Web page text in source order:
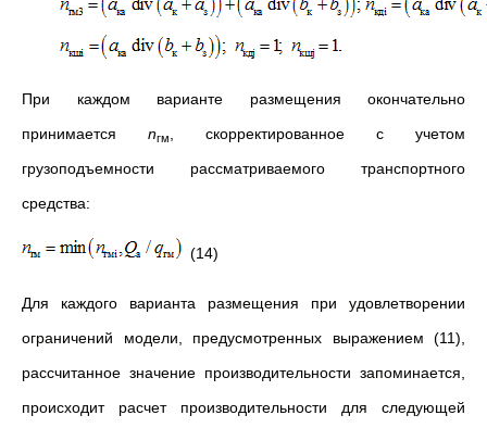
При каждом варианте размещения окончательно
принимается nгм
, скорректированное с учетом
грузоподъемности рассматриваемого транспортного
средства:
(14)
Для каждого варианта размещения при удовлетворении
ограничений модели, предусмотренных выражением (11),
рассчитанное значение производительности запоминается,
происходит расчет производительности для следующей